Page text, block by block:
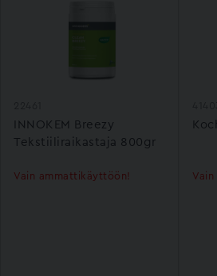
INNOKEM Breezy
Tekstiiliraikastaja 800gr
Vain ammattikäyttöön!